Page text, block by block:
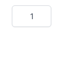
Menge